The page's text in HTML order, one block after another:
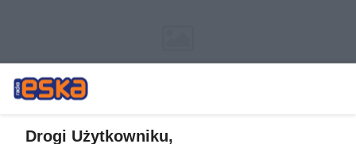
Drogi Użytkowniku,